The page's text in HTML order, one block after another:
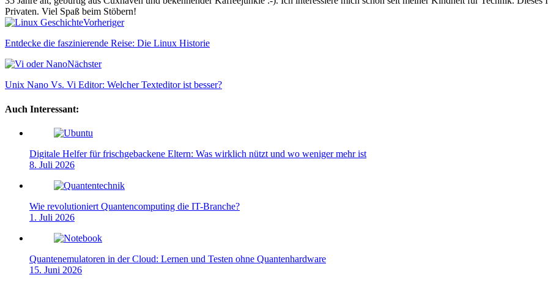
Privaten. Viel Spaß beim Stöbern!
Webseite
Vorheriger
Entdecke die faszinierende Reise: Die Linux Historie
Nächster
Unix Nano Vs. Vi Editor: Welcher Texteditor ist besser?
Auch Interessant:
Digitale Helfer für frischgebackene Eltern: Was wirklich nützt und wo weniger mehr ist
8. Juli 2026
Wie revolutioniert Quantencomputing die IT-Branche?
1. Juli 2026
Quantenemulatoren in der Cloud: Lernen und Testen ohne Quantenhardware
15. Juni 2026